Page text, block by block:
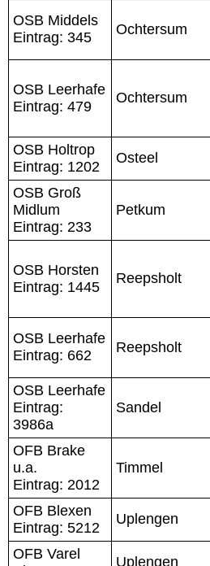
OSB Middels
Eintrag: 345
Ochtersum
OSB Leerhafe
Eintrag: 479
Ochtersum
OSB Holtrop
Eintrag: 1202
Osteel
OSB Groß
Midlum
Eintrag: 233
Petkum
OSB Horsten
Eintrag: 1445
Reepsholt
OSB Leerhafe
Eintrag: 662
Reepsholt
OSB Leerhafe
Eintrag:
3986a
Sandel
OFB Brake
u.a.
Eintrag: 2012
Timmel
OFB Blexen
Eintrag: 5212
Uplengen
OFB Varel
Uplengen